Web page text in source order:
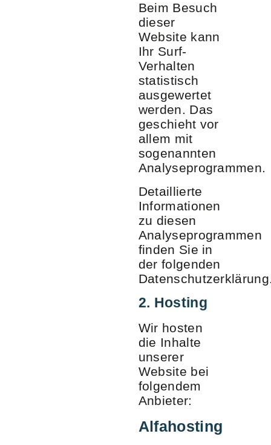
Beim Besuch
dieser
Website kann
Ihr Surf-
Verhalten
statistisch
ausgewertet
werden. Das
geschieht vor
allem mit
sogenannten
Analyseprogrammen.
Detaillierte
Informationen
zu diesen
Analyseprogrammen
finden Sie in
der folgenden
2. Hosting
Wir hosten
die Inhalte
unserer
Website bei
folgendem
Anbieter:
Alfahosting